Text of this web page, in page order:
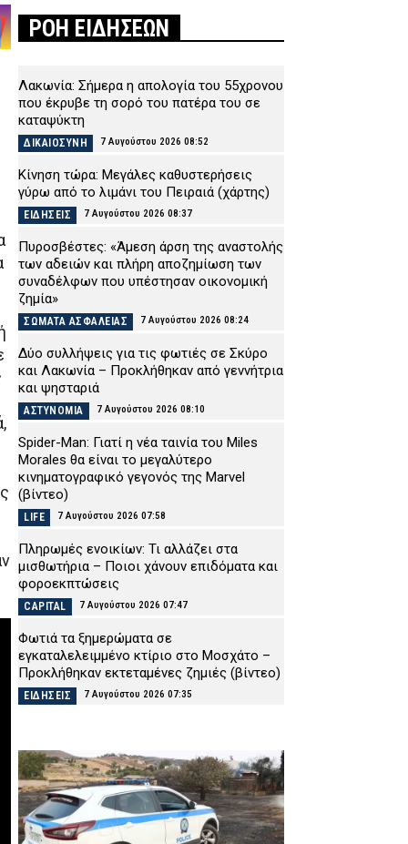
ΡΟΗ ΕΙΔΗΣΕΩΝ
Λακωνία: Σήμερα η απολογία του 55χρονου
που έκρυβε τη σορό του πατέρα του σε
καταψύκτη
ΔΙΚΑΙΟΣΥΝΗ 7 Αυγούστου 2026 08:52
Κίνηση τώρα: Μεγάλες καθυστερήσεις
γύρω από το λιμάνι του Πειραιά (χάρτης)
ΕΙΔΗΣΕΙΣ 7 Αυγούστου 2026 08:37
Πυροσβέστες: «Άμεση άρση της αναστολής
των αδειών και πλήρη αποζημίωση των
συναδέλφων που υπέστησαν οικονομική
ζημία»
ΣΩΜΑΤΑ ΑΣΦΑΛΕΙΑΣ 7 Αυγούστου 2026 08:24
Δύο συλλήψεις για τις φωτιές σε Σκύρο
και Λακωνία – Προκλήθηκαν από γεννήτρια
και ψησταριά
ΑΣΤΥΝΟΜΙΑ 7 Αυγούστου 2026 08:10
Spider-Man: Γιατί η νέα ταινία του Miles
Morales θα είναι το μεγαλύτερο
κινηματογραφικό γεγονός της Marvel
(βίντεο)
LIFE 7 Αυγούστου 2026 07:58
Πληρωμές ενοικίων: Τι αλλάζει στα
μισθωτήρια – Ποιοι χάνουν επιδόματα και
φοροεκπτώσεις
CAPITAL 7 Αυγούστου 2026 07:47
Φωτιά τα ξημερώματα σε
εγκαταλελειμμένο κτίριο στο Μοσχάτο –
Προκλήθηκαν εκτεταμένες ζημιές (βίντεο)
ΕΙΔΗΣΕΙΣ 7 Αυγούστου 2026 07:35
ΕΙΔΗΣΕΙΣ 7 Αυγούστου 2026 07:26
Φωτιές σε Βοιωτία και Δυτική Αττική:
Προφυλακίστηκαν ο δήμαρχος Στυλίδας, ο
μηχανικός και ο ιδιοκτήτης του αιολικού